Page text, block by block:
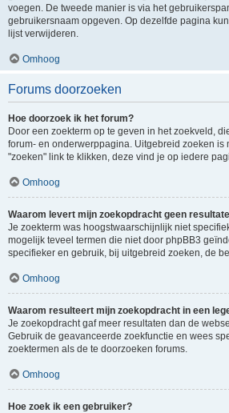
voegen. De tweede manier is via het
gebruikersnaam opgeven. Op dezelfde pagina
lijst verwijderen.
Omhoog
Forums doorzoeken
Hoe doorzoek ik het forum?
Door een zoekterm op te geven in het zoekveld,
forum- en onderwerppagina. Uitgebreid zoeken is
"zoeken" link te klikken, deze vind je op iedere
Omhoog
Waarom levert mijn zoekopdracht geen
Je zoekterm was hoogstwaarschijnlijk niet
mogelijk teveel termen die niet door phpBB3
specifieker en gebruik, bij uitgebreid zoeken, de
Omhoog
Waarom resulteert mijn zoekopdracht in een
Je zoekopdracht gaf meer resultaten dan de
Gebruik de geavanceerde zoekfunctie en wees
zoektermen als de te doorzoeken forums.
Omhoog
Hoe zoek ik een gebruiker?